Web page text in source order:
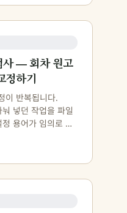
사 — 회차 원고
정하기
이 반복됩니다.
넣던 작업을 파일
용어가 임의로 바
했습니다.